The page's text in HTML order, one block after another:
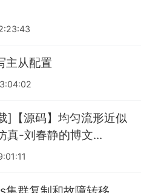
主从配置
]【源码】均匀流形近似
真-刘春静的博文...